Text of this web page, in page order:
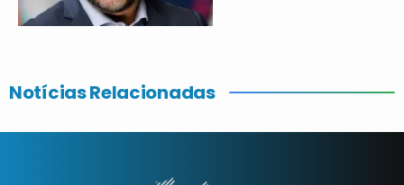
Notícias Relacionadas